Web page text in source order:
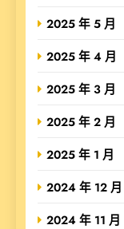
2025 年 5 月
2025 年 4 月
2025 年 3 月
2025 年 2 月
2025 年 1 月
2024 年 12 月
2024 年 11 月